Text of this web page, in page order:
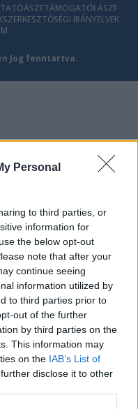
Personal
to third parties, or
information for
the below opt-out
note that after your
continue seeing
information utilized by
to third parties prior to
out of the further
by third parties on the
This information may
on the IAB’s List of
disclose it to other
ÁSZFTÁMOGATÓI ÁSZF
SZERKESZTŐSÉGI IRÁNYELVEK
Jog fenntartva.